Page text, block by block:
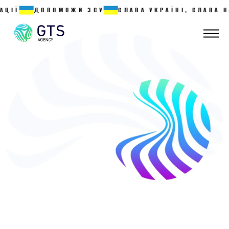
ДОПОМОЖИ ЗСУ СЛАВА УКРАЇНІ, СЛАВА НАЦІЇ